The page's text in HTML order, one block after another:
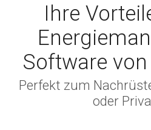
Ihre
Software von
Perfekt zum
oder